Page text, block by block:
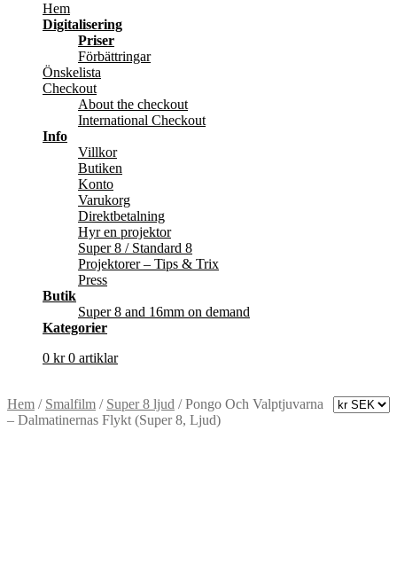
Hem
Digitalisering
Priser
Förbättringar
Önskelista
Checkout
About the checkout
International Checkout
Info
Villkor
Butiken
Konto
Varukorg
Direktbetalning
Hyr en projektor
Super 8 / Standard 8
Projektorer – Tips & Trix
Press
Butik
Super 8 and 16mm on demand
Kategorier
0 kr 0 artiklar
Hem / Smalfilm / Super 8 ljud /Pongo Och Valptjuvarna
– Dalmatinernas Flykt (Super 8, Ljud)